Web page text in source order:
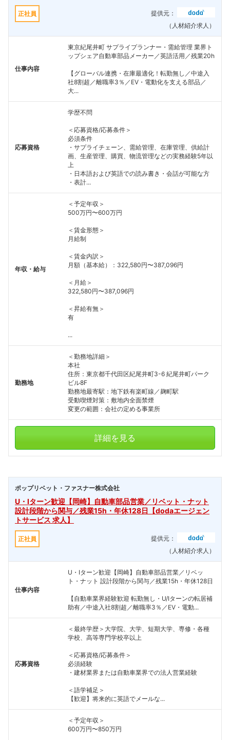
正社員
提供元：
（人材紹介求人）
仕事内容
東京紀尾井町 サプライプランナー・需給管理 業界ト
ップシェア自動車部品メーカー／英語活用／残業20h
【グローバル連携・在庫最適化！転勤無し／中途入
社8割超／離職率3％／EV・電動化を支える部品／
大...
応募資格
学歴不問
＜応募資格/応募条件＞
必須条件
・サプライチェーン、需給管理、在庫管理、供給計
画、生産管理、購買、物流管理などの実務経験5年以
上
・日本語および英語での読み書き・会話が可能な方
・表計...
年収・給与
＜予定年収＞
500万円〜600万円
＜賃金形態＞
月給制
＜賃金内訳＞
月額（基本給）：322,580円〜387,096円
＜月給＞
322,580円〜387,096円
＜昇給有無＞
有
...
勤務地
＜勤務地詳細＞
本社
住所：東京都千代田区紀尾井町3-6 紀尾井町パーク
ビル8F
勤務地最寄駅：地下鉄有楽町線／麹町駅
受動喫煙対策：敷地内全面禁煙
変更の範囲：会社の定める事業所
詳細を見る
ポップリベット・ファスナー株式会社
U・Iターン歓迎【岡崎】自動車部品営業／リベット・ナット
設計段階から関与／残業15h・年休128日【dodaエージェン
トサービス 求人】
正社員
提供元：
（人材紹介求人）
仕事内容
U・Iターン歓迎【岡崎】自動車部品営業／リベッ
ト・ナット 設計段階から関与／残業15h・年休128日
【自動車業界経験歓迎 転勤無し・U/Iターンの転居補
助有／中途入社8割超／離職率3％／EV・電動...
応募資格
＜最終学歴＞大学院、大学、短期大学、専修・各種
学校、高等専門学校卒以上
＜応募資格/応募条件＞
必須経験
・建材業界または自動車業界での法人営業経験
＜語学補足＞
【歓迎】将来的に英語でメールな...
＜予定年収＞
600万円〜850万円